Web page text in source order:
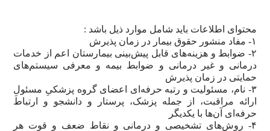
تالار
گفتگو
نظرسنجی
محتوای اطلاعات باید شامل موارد ذیل باشد :
۱- مفاد منشور حقوق بیمار در زمان پذیرش
۲- ضوابط و هزینه‌های قابل پیش‌بینی بیمارستان اعم از خدمات
درمانی و غیر درمانی و ضوابط بیمه و معرفی سیستم‌های
حمایتی در زمان پذیرش
۳- نام، مسئولیت و رتبه حرفه‌ای اعضای گروه پزشکیِ مسئولِ
ارائه مراقبت، از جمله پزشک، پرستار و دانشجو و ارتباط
حرفه‌ای آن‌ها با یکدیگر
۴- روش‌های تشخیصی و درمانی و نقاط ضعف و قوت هر